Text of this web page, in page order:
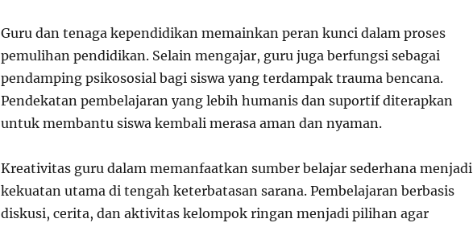
Guru dan tenaga kependidikan memainkan peran kunci dalam proses
pemulihan pendidikan. Selain mengajar, guru juga berfungsi sebagai
pendamping psikososial bagi siswa yang terdampak trauma bencana.
Pendekatan pembelajaran yang lebih humanis dan suportif diterapkan
untuk membantu siswa kembali merasa aman dan nyaman.
Kreativitas guru dalam memanfaatkan sumber belajar sederhana menjadi
kekuatan utama di tengah keterbatasan sarana. Pembelajaran berbasis
diskusi, cerita, dan aktivitas kelompok ringan menjadi pilihan agar